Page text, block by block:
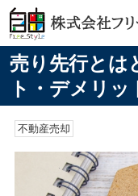
売り先行とは
ト・デメリッ
不動産売却